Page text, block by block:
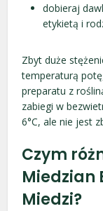
dobieraj
etykietą i
Zbyt duże
temperaturą
preparatu z
zabiegi w
6°C, ale nie jest
Czym
Miedzian
Miedzi?